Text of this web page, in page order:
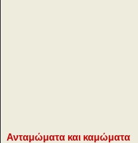
Ανταμώματα και καμώματα